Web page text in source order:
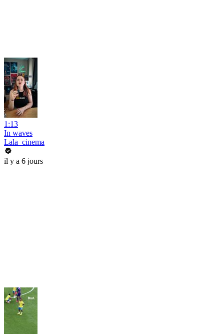
1:13
In waves
Lala_cinema
il y a 6 jours